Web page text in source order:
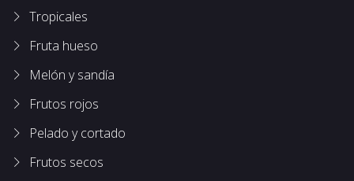
Tropicales
Fruta hueso
Melón y sandía
Frutos rojos
Pelado y cortado
Frutos secos